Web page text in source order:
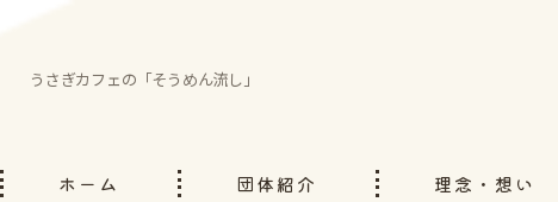
うさぎカフェの「そうめん流し」
ホーム 団体紹介 理念・想い